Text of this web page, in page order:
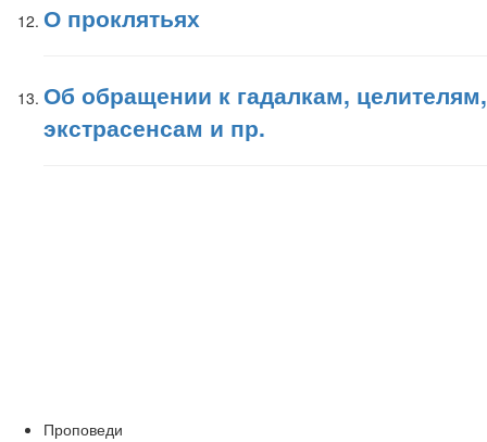
О проклятьях
Об обращении к гадалкам, целителям,
экстрасенсам и пр.
Проповеди